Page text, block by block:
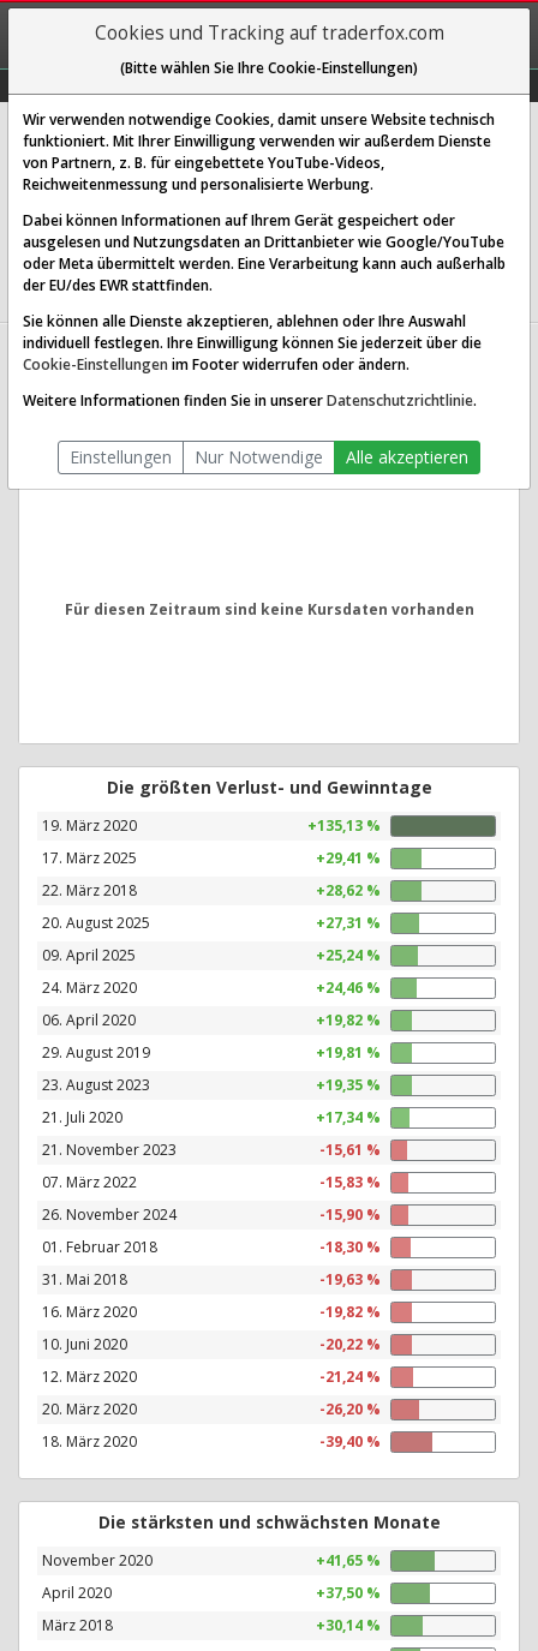
REGIS-
TRIEREN
Guess ? Inc.
[WKN 902204 | ISIN US4016171054]
14,350 € -0,35 %
Echtzeit-Aktienkurs 22.01.2026 20:56 Uhr
BID:14,300 €
Guess ? Aktien Verlauf seit Beginn
(902204)
1T 3M 1J 10J Alles
Für diesen Zeitraum sind keine Kursdaten vorhanden
Die größten Verlust- und Gewinntage
19. März 2020
+135,13 %
17. März 2025
+29,41 %
22. März 2018
+28,62 %
20. August 2025
+27,31 %
09. April 2025
+25,24 %
24. März 2020
+24,46 %
06. April 2020
+19,82 %
29. August 2019
+19,81 %
23. August 2023
+19,35 %
21. Juli 2020
+17,34 %
21. November 2023
-15,61 %
07. März 2022
-15,83 %
26. November 2024
-15,90 %
01. Februar 2018
-18,30 %
31. Mai 2018
-19,63 %
16. März 2020
-19,82 %
10. Juni 2020
-20,22 %
12. März 2020
-21,24 %
20. März 2020
-26,20 %
18. März 2020
-39,40 %
Die stärksten und schwächsten Monate
November 2020
+41,65 %
April 2020
+37,50 %
März 2018
+30,14 %
Cookies und Tracking auf traderfox.com
(Bitte wählen Sie Ihre Cookie-Einstellungen)
Wir verwenden notwendige Cookies, damit unsere Website technisch
funktioniert. Mit Ihrer Einwilligung verwenden wir außerdem Dienste
von Partnern, z. B. für eingebettete YouTube-Videos,
Reichweitenmessung und personalisierte Werbung.
Dabei können Informationen auf Ihrem Gerät gespeichert oder
ausgelesen und Nutzungsdaten an Drittanbieter wie Google/YouTube
oder Meta übermittelt werden. Eine Verarbeitung kann auch außerhalb
der EU/des EWR stattfinden.
Sie können alle Dienste akzeptieren, ablehnen oder Ihre Auswahl
individuell festlegen. Ihre Einwilligung können Sie jederzeit über die
Cookie-Einstellungen im Footer widerrufen oder ändern.
Weitere Informationen finden Sie in unsererDatenschutzrichtlinie.
Einstellungen Nur Notwendige Alle akzeptieren